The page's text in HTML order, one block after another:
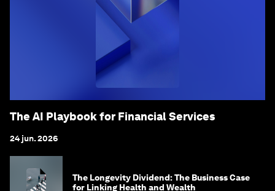
The AI Playbook for Financial Services
24 jun. 2026
The Longevity Dividend: The Business Case
for Linking Health and Wealth